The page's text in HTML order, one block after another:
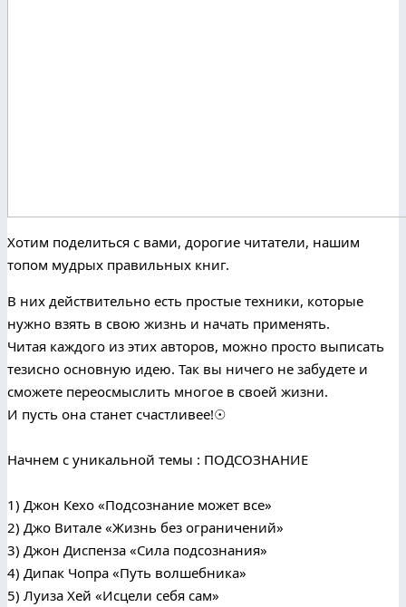
Хотим поделиться с вами, дорогие читатели, нашим
топом мудрых правильных книг.
В них действительно есть простые техники, которые
нужно взять в свою жизнь и начать применять.
Читая каждого из этих авторов, можно просто выписать
тезисно основную идею. Так вы ничего не забудете и
сможете переосмыслить многое в своей жизни.
И пусть она станет счастливее!☉
Начнем с уникальной темы : ПОДСОЗНАНИЕ
1) Джон Кехо «Подсознание может все»
2) Джо Витале «Жизнь без ограничений»
3) Джон Диспенза «Сила подсознания»
4) Дипак Чопра «Путь волшебника»
5) Луиза Хей «Исцели себя сам»